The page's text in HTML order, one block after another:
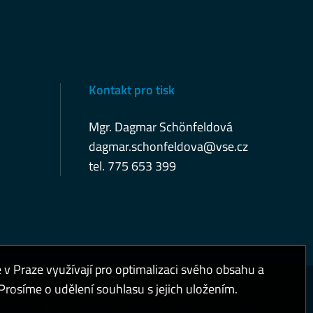
Kontakt pro tisk
Mgr. Dagmar Schönfeldová
dagmar.schonfeldova@vse.cz
tel. 775 653 399
údajů
Praze využívají pro optimalizaci svého obsahu a
o udělení souhlasu s jejich uložením.